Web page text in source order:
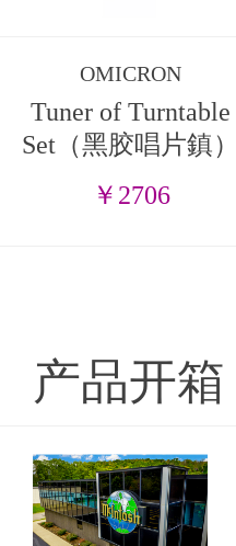
OMICRON
Tuner of Turntable
Set（黑胶唱片鎮）
￥2706
产品开箱